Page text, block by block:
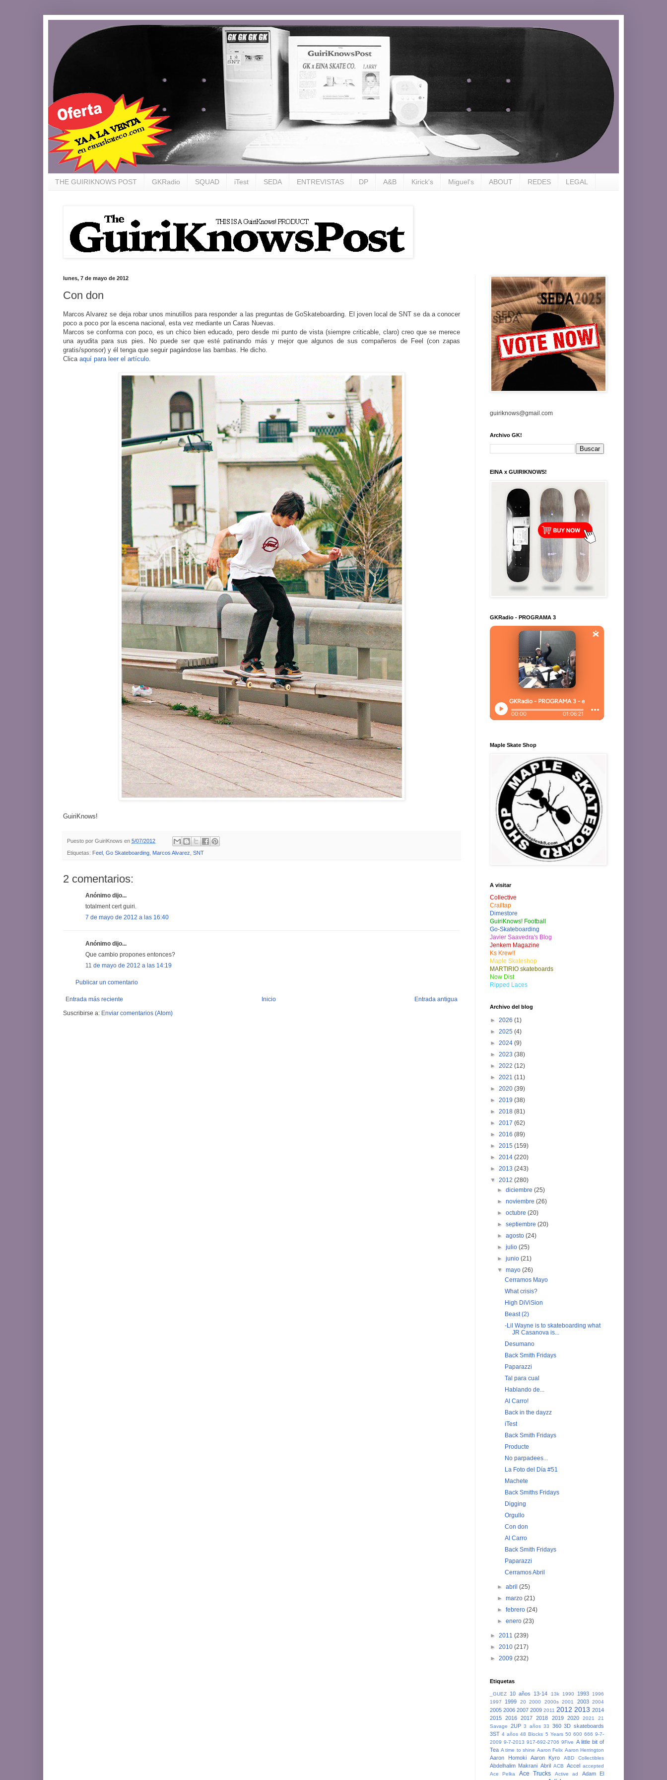
THE GUIRIKNOWS POST GKRadio SQUAD iTest SEDA ENTREVISTAS DP A&B Kirick's Miguel's ABOUT REDES LEGAL
lunes, 7 de mayo de 2012
Con don
Marcos Alvarez se deja robar unos minutillos para responder a las preguntas de GoSkateboarding. El joven local de SNT se da a conocer
poco a poco por la escena nacional, esta vez mediante un Caras Nuevas.
Marcos se conforma con poco, es un chico bien educado, pero desde mi punto de vista (siempre criticable, claro) creo que se merece
una ayudita para sus pies. No puede ser que esté patinando más y mejor que algunos de sus compañeros de Feel (con zapas
gratis/sponsor) y él tenga que seguir pagándose las bambas. He dicho.
Clica aquí para leer el artículo.
GuiriKnows!
Puesto por GuiriKnows en 5/07/2012
Etiquetas: Feel Go Skateboarding Marcos Alvarez SNT
2 comentarios:
Anónimo dijo...
totalment cert guiri.
7 de mayo de 2012 a las 16:40
Anónimo dijo...
Que cambio propones entonces?
11 de mayo de 2012 a las 14:19
Publicar un comentario
Entrada más reciente Entrada antigua
Inicio
Suscribirse a: Enviar comentarios (Atom)
guiriknows@gmail.com
Archivo GK!
EINA x GUIRIKNOWS!
GKRadio - PROGRAMA 3
Maple Skate Shop
A visitar
Collective
Crailtap
Dimestore
GuiriKnows! Football
Go-Skateboarding
Javier Saavedra's Blog
Jenkem Magazine
Ks Krew!!
Maple Skateshop
MARTIRIO skateboards
Now Dist
Ripped Laces
Archivo del blog
► 2026 (1)
► 2025 (4)
► 2024 (9)
► 2023 (38)
► 2022 (12)
► 2021 (11)
► 2020 (39)
► 2019 (38)
► 2018 (81)
► 2017 (62)
► 2016 (89)
► 2015 (159)
► 2014 (220)
► 2013 (243)
▼ 2012 (280)
►diciembre(25)
►noviembre(26)
►octubre(20)
►septiembre(20)
►agosto(24)
►julio(25)
►junio(21)
▼mayo(26)
Cerramos Mayo
What crisis?
High DiViSion
Beast (2)
-Lil Wayne is to skateboarding what
JR Casanova is...
Desumano
Back Smith Fridays
Paparazzi
Tal para cual
Hablando de...
Al Carro!
Back in the dayzz
iTest
Back Smith Fridays
Producte
No parpadees...
La Foto del Día #51
Machete
Back Smiths Fridays
Digging
Orgullo
Con don
Al Carro
Back Smith Fridays
Paparazzi
Cerramos Abril
►abril(25)
►marzo(21)
►febrero(24)
►enero(23)
► 2011 (239)
► 2010 (217)
► 2009 (232)
Etiquetas
_GUEZ 10 años 13-14 13k 1990 1993
1996
1997
1999 20 2000 2000s 2001 2003 2004
2005 2006 2007 2009 2011 2012 2013 2014
2015 2016 2017 2018 2019 2020 2021
21
Savage
2UP 3 años 33 360 3D skateboards
3ST 4 años 48 Blocks 5 Years 50 600 666 9-7-
2009 9-7-2013 917-692-2706 9Five A little bit of
Tea A time to shine Aaron Felix Aaron Herrington
Aaron Homoki Aaron Kyro ABD Collectibles
Abdelhalim Makrani Abril ACB Accel accepted
Ace Pelka
Ace Trucks Active ad
Adam El